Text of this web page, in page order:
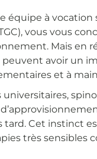
équipe à
vous vous
Mais en
avoir un
et à
Cet instinct
très sensibles